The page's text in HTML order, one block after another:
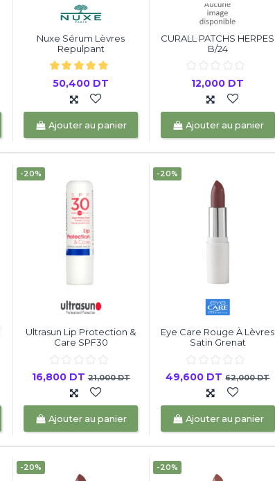
Nuxe Sérum Lèvres
Repulpant
50,400 DT
Ajouter au panier
CURALL PATCHS HERPES
B/24
12,000 DT
Ajouter au panier
-20%
Ultrasun Lip Protection &
Care SPF30
16,800 DT 21,000 DT
Ajouter au panier
-20%
Eye Care Rouge À Lèvres
Satin Grenat
49,600 DT62,000 DT
Ajouter au panier
-20% -20%